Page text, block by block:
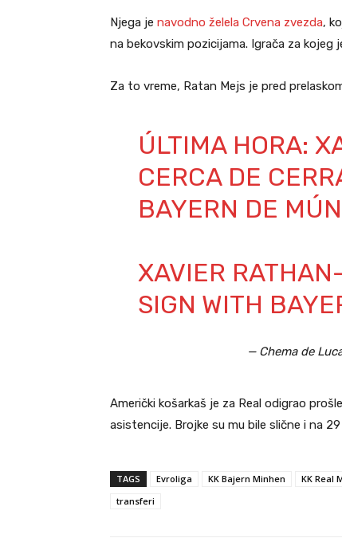
Njega je navodno želela Crvena zvezda,
na bekovskim pozicijama. Igrača za kojeg
Za to vreme, Ratan Mejs je pred
ÚLTIMA HORA:
CERCA DE
BAYERN DE
XAVIER
SIGN WITH
— Chema de
Američki košarkaš je za Real odigrao
asistencije. Brojke su mu bile slične i na
TAGS Evroliga KK Bajern Minhen KK Real
transferi